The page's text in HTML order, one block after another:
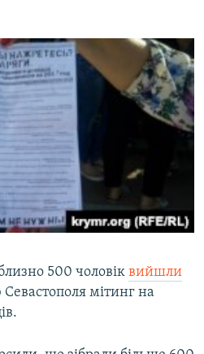
500 чоловік вийшли
мітинг на